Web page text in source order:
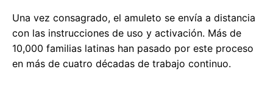
Una vez consagrado, el amuleto se envía a distancia
con las instrucciones de uso y activación. Más de
10,000 familias latinas han pasado por este proceso
en más de cuatro décadas de trabajo continuo.